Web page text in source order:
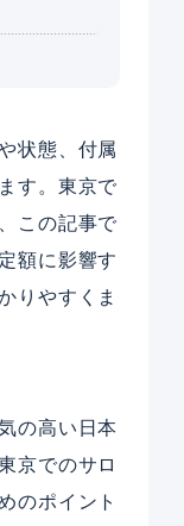
状態、付属
す。東京で
この記事で
額に影響す
りやすくま
の高い日本
京でのサロ
のポイント